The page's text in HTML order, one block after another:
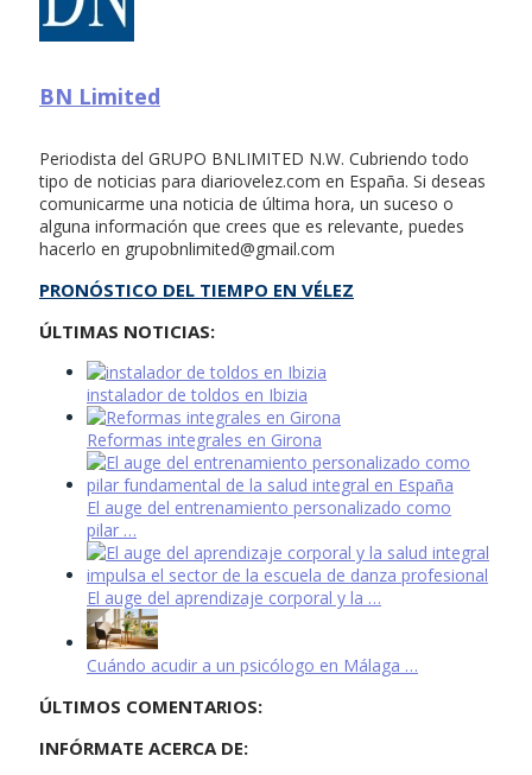
BN Limited
Periodista del GRUPO BNLIMITED N.W. Cubriendo todo
tipo de noticias para diariovelez.com en España. Si deseas
comunicarme una noticia de última hora, un suceso o
alguna información que crees que es relevante, puedes
hacerlo en grupobnlimited@gmail.com
PRONÓSTICO DEL TIEMPO EN VÉLEZ
ÚLTIMAS NOTICIAS:
instalador de toldos en Ibizia
Reformas integrales en Girona
El auge del entrenamiento personalizado como
pilar …
El auge del aprendizaje corporal y la …
Cuándo acudir a un psicólogo en Málaga …
ÚLTIMOS COMENTARIOS:
INFÓRMATE ACERCA DE: